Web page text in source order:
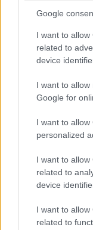
Google
I want to
related to
device
I want to
Google for
I want to
personalized
I want to
related to
device
I want to
related to
Bár Hollywood
ő sem vágyik már
bemutatott
fogadtatása után
szakít végleg a
Hearddel való
legnagyobb
Magyarországon
nevű zenekarával,
Isten éltesse
60.
köszöntünk fel,